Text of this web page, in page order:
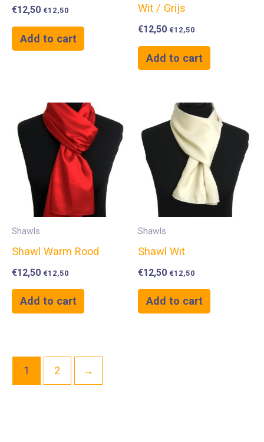
€12,50 €12,50
Add to cart
Wit / Grijs
€12,50 €12,50
Add to cart
Shawls
Shawl Warm Rood
€12,50 €12,50
Add to cart
Shawls
Shawl Wit
€12,50 €12,50
Add to cart
1 2 →